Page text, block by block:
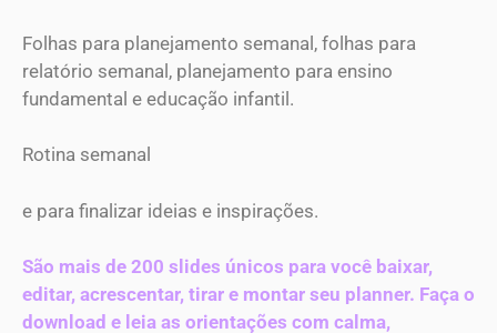
Folhas para planejamento semanal, folhas para
relatório semanal, planejamento para ensino
fundamental e educação infantil.
Rotina semanal
e para finalizar ideias e inspirações.
São mais de 200 slides únicos para você baixar,
editar, acrescentar, tirar e montar seu planner. Faça o
download e leia as orientações com calma,